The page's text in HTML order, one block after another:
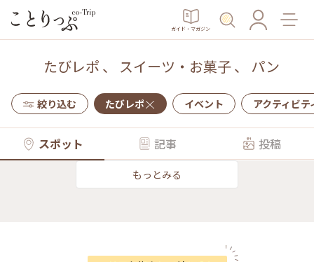
ガイド・マガジン
たびレポ 、 スイーツ・お菓子、 パン
絞り込む たびレポ イベント アクティビテ
スポット 記事 投稿
もっとみる